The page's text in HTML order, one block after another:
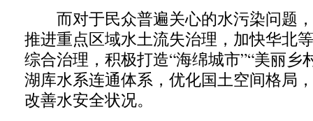
而对于民众普遍关心的水污染问题
推进重点区域水土流失治理，加快华北
综合治理，积极打造“海绵城市”“美丽乡
湖库水系连通体系，优化国土空间格局
改善水安全状况。